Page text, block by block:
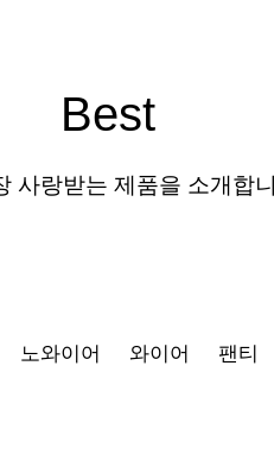
Best
사랑받는 제품을 소개합
노와이어 와이어 팬티